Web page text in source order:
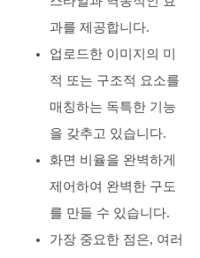
과를 제공합니다.
업로드한 이미지의 미
적 또는 구조적 요소를
매칭하는 독특한 기능
을 갖추고 있습니다.
화면 비율을 완벽하게
제어하여 완벽한 구도
를 만들 수 있습니다.
가장 중요한 점은, 여러